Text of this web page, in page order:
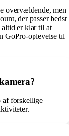
overvældende, men
der passer bedst
altid er klar til at
GoPro-oplevelse til
af forskellige